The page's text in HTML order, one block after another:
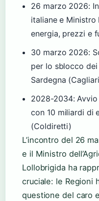
26 marzo 2026:
italiane e
energia, prezzi e
30 marzo 2026:
per lo sblocco dei
Sardegna
2028-2034:
con 10 miliardi di
(Coldiretti)
L’incontro del 26
e il Ministro
Lollobrigida ha
cruciale: le Regioni
questione del caro